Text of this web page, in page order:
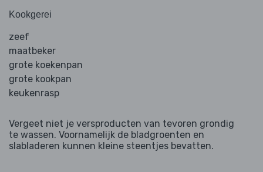
Kookgerei
zeef
maatbeker
grote koekenpan
grote kookpan
keukenrasp
Vergeet niet je versproducten van tevoren grondig
te wassen. Voornamelijk de bladgroenten en
slabladeren kunnen kleine steentjes bevatten.